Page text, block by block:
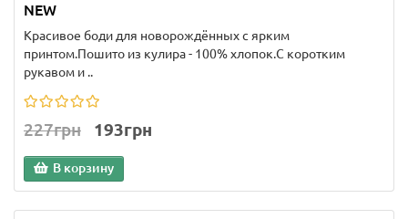
NEW
Красивое боди для новорождённых с ярким
принтом.Пошито из кулира - 100% хлопок.С коротким
рукавом и ..
227грн 193грн
В корзину